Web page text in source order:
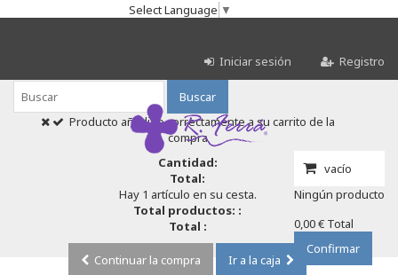
Select Language ▼
Iniciar sesión Registro
Buscar
vacío
Ningún producto
0,00 € Total
Confirmar
Producto añadido correctamente a su carrito de la
compra
Cantidad:
Total:
Hay 1 artículo en su cesta.
Total productos: :
Total :
Continuar la compra
Ir a la caja